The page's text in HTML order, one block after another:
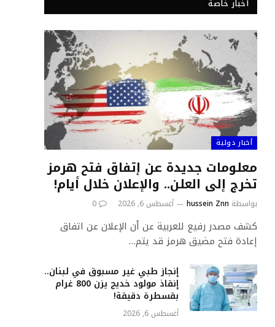
أخبار خاصة
أخبار دولية
معلومات جديدة عن إتفاق فتح هرمز
تخرج إلى العلن.. والإعلان خلال أيام!
بواسطة hussein Znn أغسطس 6, 2026 0
كشف مصدر رفيع للعربية عن أن الإعلان عن اتفاق
إعادة فتح مضيق هرمز قد يتم…
إنجاز طبي غير مسبوق في لبنان..
إنقاذ مولود خديج يزن 800 غرام
بقسطرة دقيقة!
أغسطس 6, 2026